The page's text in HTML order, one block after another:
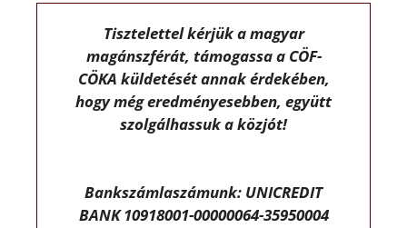
Tisztelettel kérjük a magyar
magánszférát, támogassa a CÖF-
CÖKA küldetését annak érdekében,
hogy még eredményesebben, együtt
szolgálhassuk a közjót!
Bankszámlaszámunk: UNICREDIT
BANK 10918001-00000064-35950004